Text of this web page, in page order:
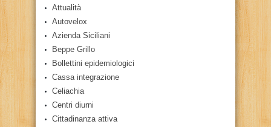
Attualità
Autovelox
Azienda Siciliani
Beppe Grillo
Bollettini epidemiologici
Cassa integrazione
Celiachia
Centri diurni
Cittadinanza attiva